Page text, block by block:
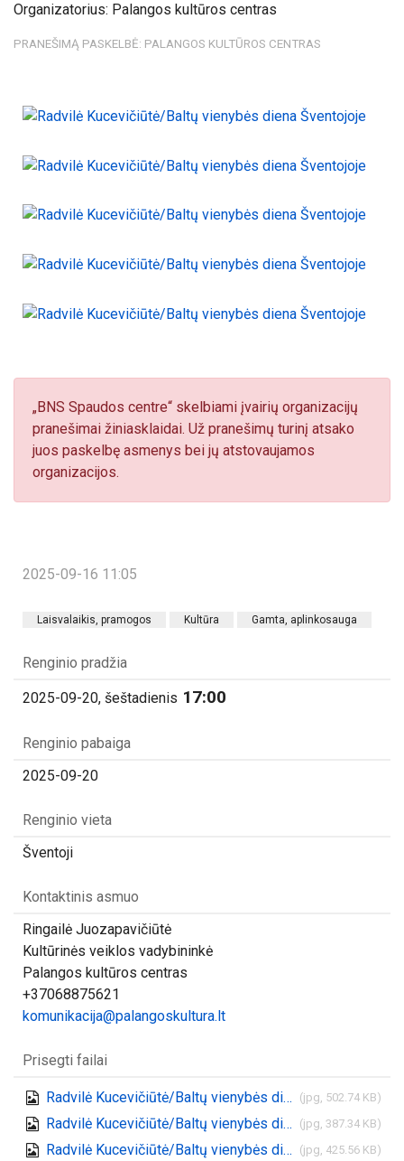
Organizatorius: Palangos kultūros centras
PRANEŠIMĄ PASKELBĖ: PALANGOS KULTŪROS CENTRAS
„BNS Spaudos centre“ skelbiami įvairių organizacijų
pranešimai žiniasklaidai. Už pranešimų turinį atsako
juos paskelbę asmenys bei jų atstovaujamos
organizacijos.
2025-09-16 11:05
Laisvalaikis, pramogos Kultūra Gamta, aplinkosauga
Renginio pradžia
2025-09-20, šeštadienis 17:00
Renginio pabaiga
2025-09-20
Renginio vieta
Šventoji
Kontaktinis asmuo
Ringailė Juozapavičiūtė
Kultūrinės veiklos vadybininkė
Palangos kultūros centras
+37068875621
komunikacija@palangoskultura.lt
Prisegti failai
Radvilė Kucevičiūtė/Baltų vienybės diena Šventojoje (jpg, 502.74 KB)
Radvilė Kucevičiūtė/Baltų vienybės diena Šventojoje (jpg, 387.34 KB)
Radvilė Kucevičiūtė/Baltų vienybės diena Šventojoje (jpg, 425.56 KB)